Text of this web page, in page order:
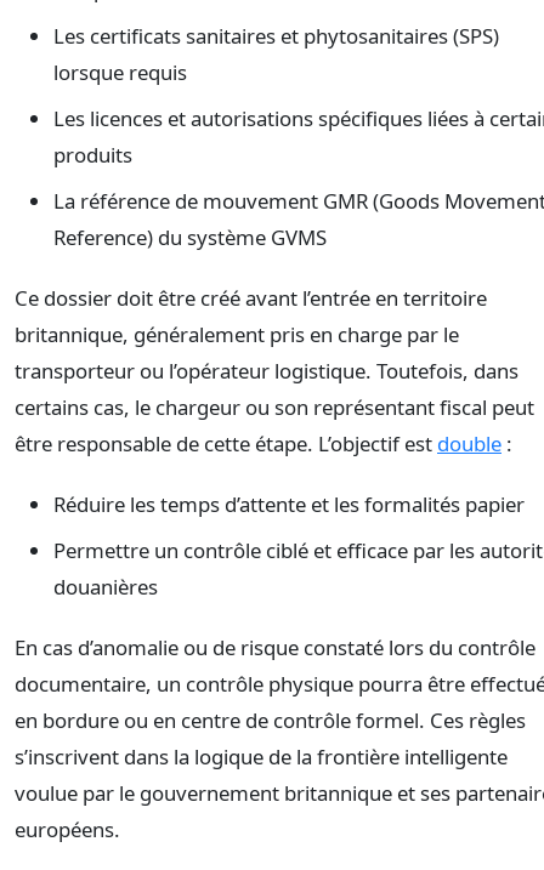
Les certificats sanitaires et phytosanitaires (SPS)
lorsque requis
Les licences et autorisations spécifiques liées à
produits
La référence de mouvement GMR (Goods
Reference) du système GVMS
Ce dossier doit être créé avant l’entrée en territoire
britannique, généralement pris en charge par le
transporteur ou l’opérateur logistique. Toutefois, dans
certains cas, le chargeur ou son représentant fiscal peut
être responsable de cette étape. L’objectif est double :
Réduire les temps d’attente et les formalités papier
Permettre un contrôle ciblé et efficace par les
douanières
En cas d’anomalie ou de risque constaté lors du contrôle
documentaire, un contrôle physique pourra être
en bordure ou en centre de contrôle formel. Ces règles
s’inscrivent dans la logique de la frontière intelligente
voulue par le gouvernement britannique et ses
européens.